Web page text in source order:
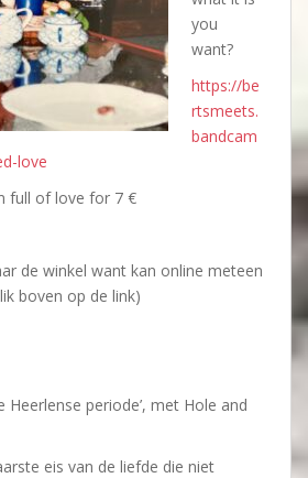
you
want?
https://be
rtsmeets.
bandcam
love
full of love for 7 €
de winkel want kan online meteen
boven op de link)
Heerlense periode’, met Hole and
eis van de liefde die niet